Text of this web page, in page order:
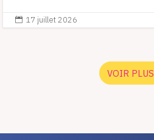
 17 juillet 2026
VOIR PLUS